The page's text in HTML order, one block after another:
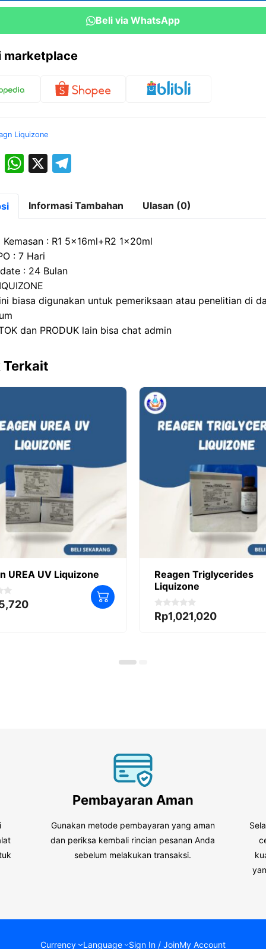
Beli via WhatsApp
marketplace
Liquizone
M
st
d
o
n
W
at
s
A
p
p
X
e
gr
a
Informasi Tambahan Ulasan (0)
: R1 5x16ml+R2 1x20ml
: 7 Hari
: 24 Bulan
biasa digunakan untuk pemeriksaan atau penelitian di
dan PRODUK lain bisa chat admin
Terkait
UREA UV Liquizone
Reagen Triglycerides
Liquizone
0
oRp1,021,020
Pembayaran Aman
Gunakan metode pembayaran yang aman
dan periksa kembali rincian pesanan Anda
sebelum melakukan transaksi.
Currency Language Sign In / JoinMy Account